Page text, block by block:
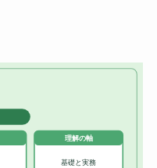
理解の軸
基礎と実務